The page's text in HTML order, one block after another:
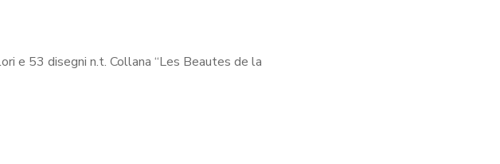
e 53 disegni n.t. Collana “Les Beautes de la